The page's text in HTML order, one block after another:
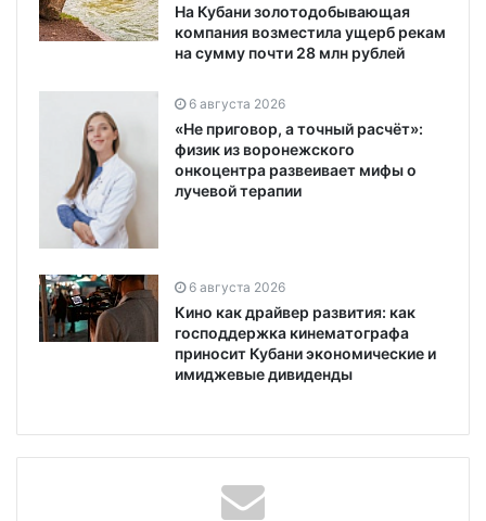
На Кубани золотодобывающая
компания возместила ущерб рекам
на сумму почти 28 млн рублей
6 августа 2026
«Не приговор, а точный расчёт»:
физик из воронежского
онкоцентра развеивает мифы о
лучевой терапии
6 августа 2026
Кино как драйвер развития: как
господдержка кинематографа
приносит Кубани экономические и
имиджевые дивиденды